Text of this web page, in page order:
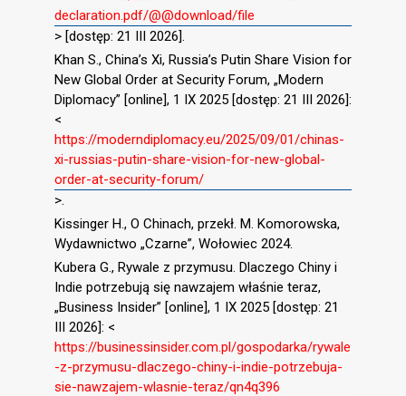
declaration.pdf/@@download/file
> [dostęp: 21 III 2026].
Khan S., China’s Xi, Russia’s Putin Share Vision for
New Global Order at Security Forum, „Modern
Diplomacy” [online], 1 IX 2025 [dostęp: 21 III 2026]:
<
https://moderndiplomacy.eu/2025/09/01/chinas-
xi-russias-putin-share-vision-for-new-global-
order-at-security-forum/
>.
Kissinger H., O Chinach, przekł. M. Komorowska,
Wydawnictwo „Czarne”, Wołowiec 2024.
Kubera G., Rywale z przymusu. Dlaczego Chiny i
Indie potrzebują się nawzajem właśnie teraz,
„Business Insider” [online], 1 IX 2025 [dostęp: 21
III 2026]: <
https://businessinsider.com.pl/gospodarka/rywale
-z-przymusu-dlaczego-chiny-i-indie-potrzebuja-
sie-nawzajem-wlasnie-teraz/qn4q396